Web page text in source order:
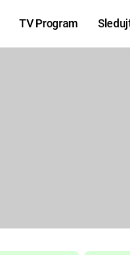
TV Program